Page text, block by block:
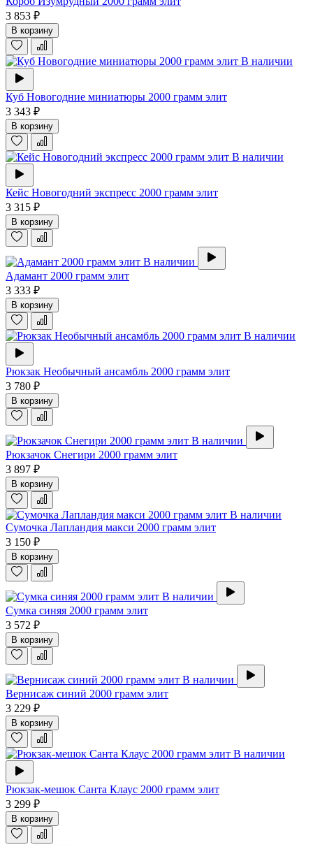
3 853 ₽
В корзину
В наличии
Куб Новогодние миниатюры 2000 грамм элит
3 343 ₽
В корзину
В наличии
Кейс Новогодний экспресс 2000 грамм элит
3 315 ₽
В корзину
В наличии
Адамант 2000 грамм элит
3 333 ₽
В корзину
В наличии
Рюкзак Необычный ансамбль 2000 грамм элит
3 780 ₽
В корзину
В наличии
Рюкзачок Снегири 2000 грамм элит
3 897 ₽
В корзину
В наличии
Сумочка Лапландия макси 2000 грамм элит
3 150 ₽
В корзину
В наличии
Сумка синяя 2000 грамм элит
3 572 ₽
В корзину
В наличии
Вернисаж синий 2000 грамм элит
3 229 ₽
В корзину
В наличии
Рюкзак-мешок Санта Клаус 2000 грамм элит
3 299 ₽
В корзину